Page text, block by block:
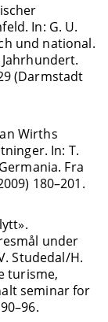
In: G. U.
und national.
(Darmstadt
Wirths
In: T.
Fra
180–201.
under
Studedal/H.
turisme,
seminar for